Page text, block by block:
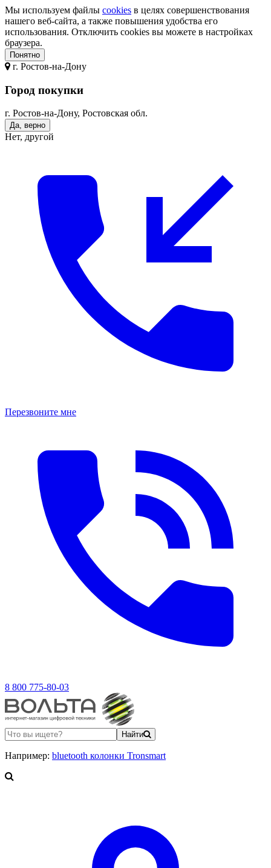
Мы используем файлы cookies в целях совершенствования
нашего веб-сайта, а также повышения удобства его
использования. Отключить cookies вы можете в настройках
браузера.
Понятно
г. Ростов-на-Дону
Город покупки
г. Ростов-на-Дону, Ростовская обл.
Да, верно
Нет, другой
Перезвоните мне
8 800 775-80-03
Найти
Например: bluetooth колонки Tronsmart